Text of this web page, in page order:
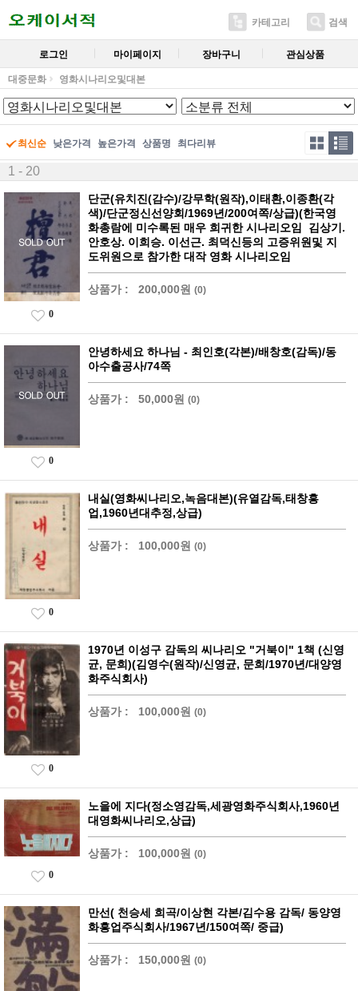
카테고리 검색
로그인 마이페이지 장바구니 관심상품
대중문화 영화시나리오및대본
최신순 낮은가격 높은가격 상품명 최다리뷰
1 - 20
단군(유치진(감수)/강무학(원작),이태환,이종환(각
색)/단군정신선양회/1969년/200여쪽/상급)(한국영
화총람에 미수록된 매우 희귀한 시나리오임 김상기.
안호상. 이희승. 이선근. 최덕신등의 고증위원및 지
도위원으로 참가한 대작 영화 시나리오임
상품가 : 200,000원 (0)
0
안녕하세요 하나님 - 최인호(각본)/배창호(감독)/동
아수출공사/74쪽
상품가 : 50,000원 (0)
0
내실(영화씨나리오,녹음대본)(유열감독,태창흥
업,1960년대추정,상급)
상품가 : 100,000원 (0)
0
1970년 이성구 감독의 씨나리오 "거북이" 1책 (신영
균, 문희)(김영수(원작)/신영균, 문희/1970년/대양영
화주식회사)
상품가 : 100,000원 (0)
0
노을에 지다(정소영감독,세광영화주식회사,1960년
대영화씨나리오,상급)
상품가 : 100,000원 (0)
0
만선( 천승세 희곡/이상현 각본/김수용 감독/ 동양영
화흥업주식회사/1967년/150여쪽/ 중급)
상품가 : 150,000원 (0)